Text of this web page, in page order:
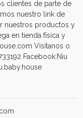
clientes de parte de
nuestro link de
nuestros productos y
en tienda física y
Visitanos o
Facebook:Niu